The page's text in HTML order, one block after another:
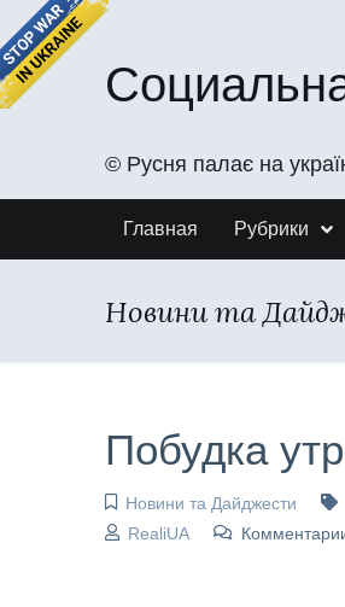
©️ Русня палає на
Главная Рубрики
Новини та
Побудка
Новини та Дайджести
RealiUA